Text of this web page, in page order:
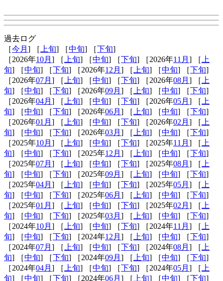
過去ログ
［今月 ] ［ 上旬] ［中旬] ［下旬]
［2026年10月 ] ［ 上旬] ［中旬] ［下旬] ［2026年11月 ] ［ 上
旬] ［中旬] ［下旬] ［2026年12月 ] ［ 上旬] ［中旬] ［下旬]
［2026年07月 ] ［ 上旬] ［中旬] ［下旬] ［2026年08月 ] ［ 上
旬] ［中旬] ［下旬] ［2026年09月 ] ［ 上旬] ［中旬] ［下旬]
［2026年04月 ] ［ 上旬] ［中旬] ［下旬] ［2026年05月 ] ［ 上
旬] ［中旬] ［下旬] ［2026年06月 ] ［ 上旬] ［中旬] ［下旬]
［2026年01月 ] ［ 上旬] ［中旬] ［下旬] ［2026年02月 ] ［ 上
旬] ［中旬] ［下旬] ［2026年03月 ] ［ 上旬] ［中旬] ［下旬]
［2025年10月 ] ［ 上旬] ［中旬] ［下旬] ［2025年11月 ] ［ 上
旬] ［中旬] ［下旬] ［2025年12月 ] ［ 上旬] ［中旬] ［下旬]
［2025年07月 ] ［ 上旬] ［中旬] ［下旬] ［2025年08月 ] ［ 上
旬] ［中旬] ［下旬] ［2025年09月 ] ［ 上旬] ［中旬] ［下旬]
［2025年04月 ] ［ 上旬] ［中旬] ［下旬] ［2025年05月 ] ［ 上
旬] ［中旬] ［下旬] ［2025年06月 ] ［ 上旬] ［中旬] ［下旬]
［2025年01月 ] ［ 上旬] ［中旬] ［下旬] ［2025年02月 ] ［ 上
旬] ［中旬] ［下旬] ［2025年03月 ] ［ 上旬] ［中旬] ［下旬]
［2024年10月 ] ［ 上旬] ［中旬] ［下旬] ［2024年11月 ] ［ 上
旬] ［中旬] ［下旬] ［2024年12月 ] ［ 上旬] ［中旬] ［下旬]
［2024年07月 ] ［ 上旬] ［中旬] ［下旬] ［2024年08月 ] ［ 上
旬] ［中旬] ［下旬] ［2024年09月 ] ［ 上旬] ［中旬] ［下旬]
［2024年04月 ] ［ 上旬] ［中旬] ［下旬] ［2024年05月 ] ［ 上
旬] ［中旬] ［下旬] ［2024年06月 ] ［ 上旬] ［中旬] ［下旬]